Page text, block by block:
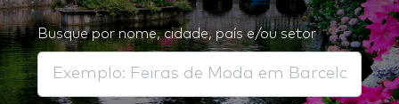
Busque por nome, cidade, país e/ou setor